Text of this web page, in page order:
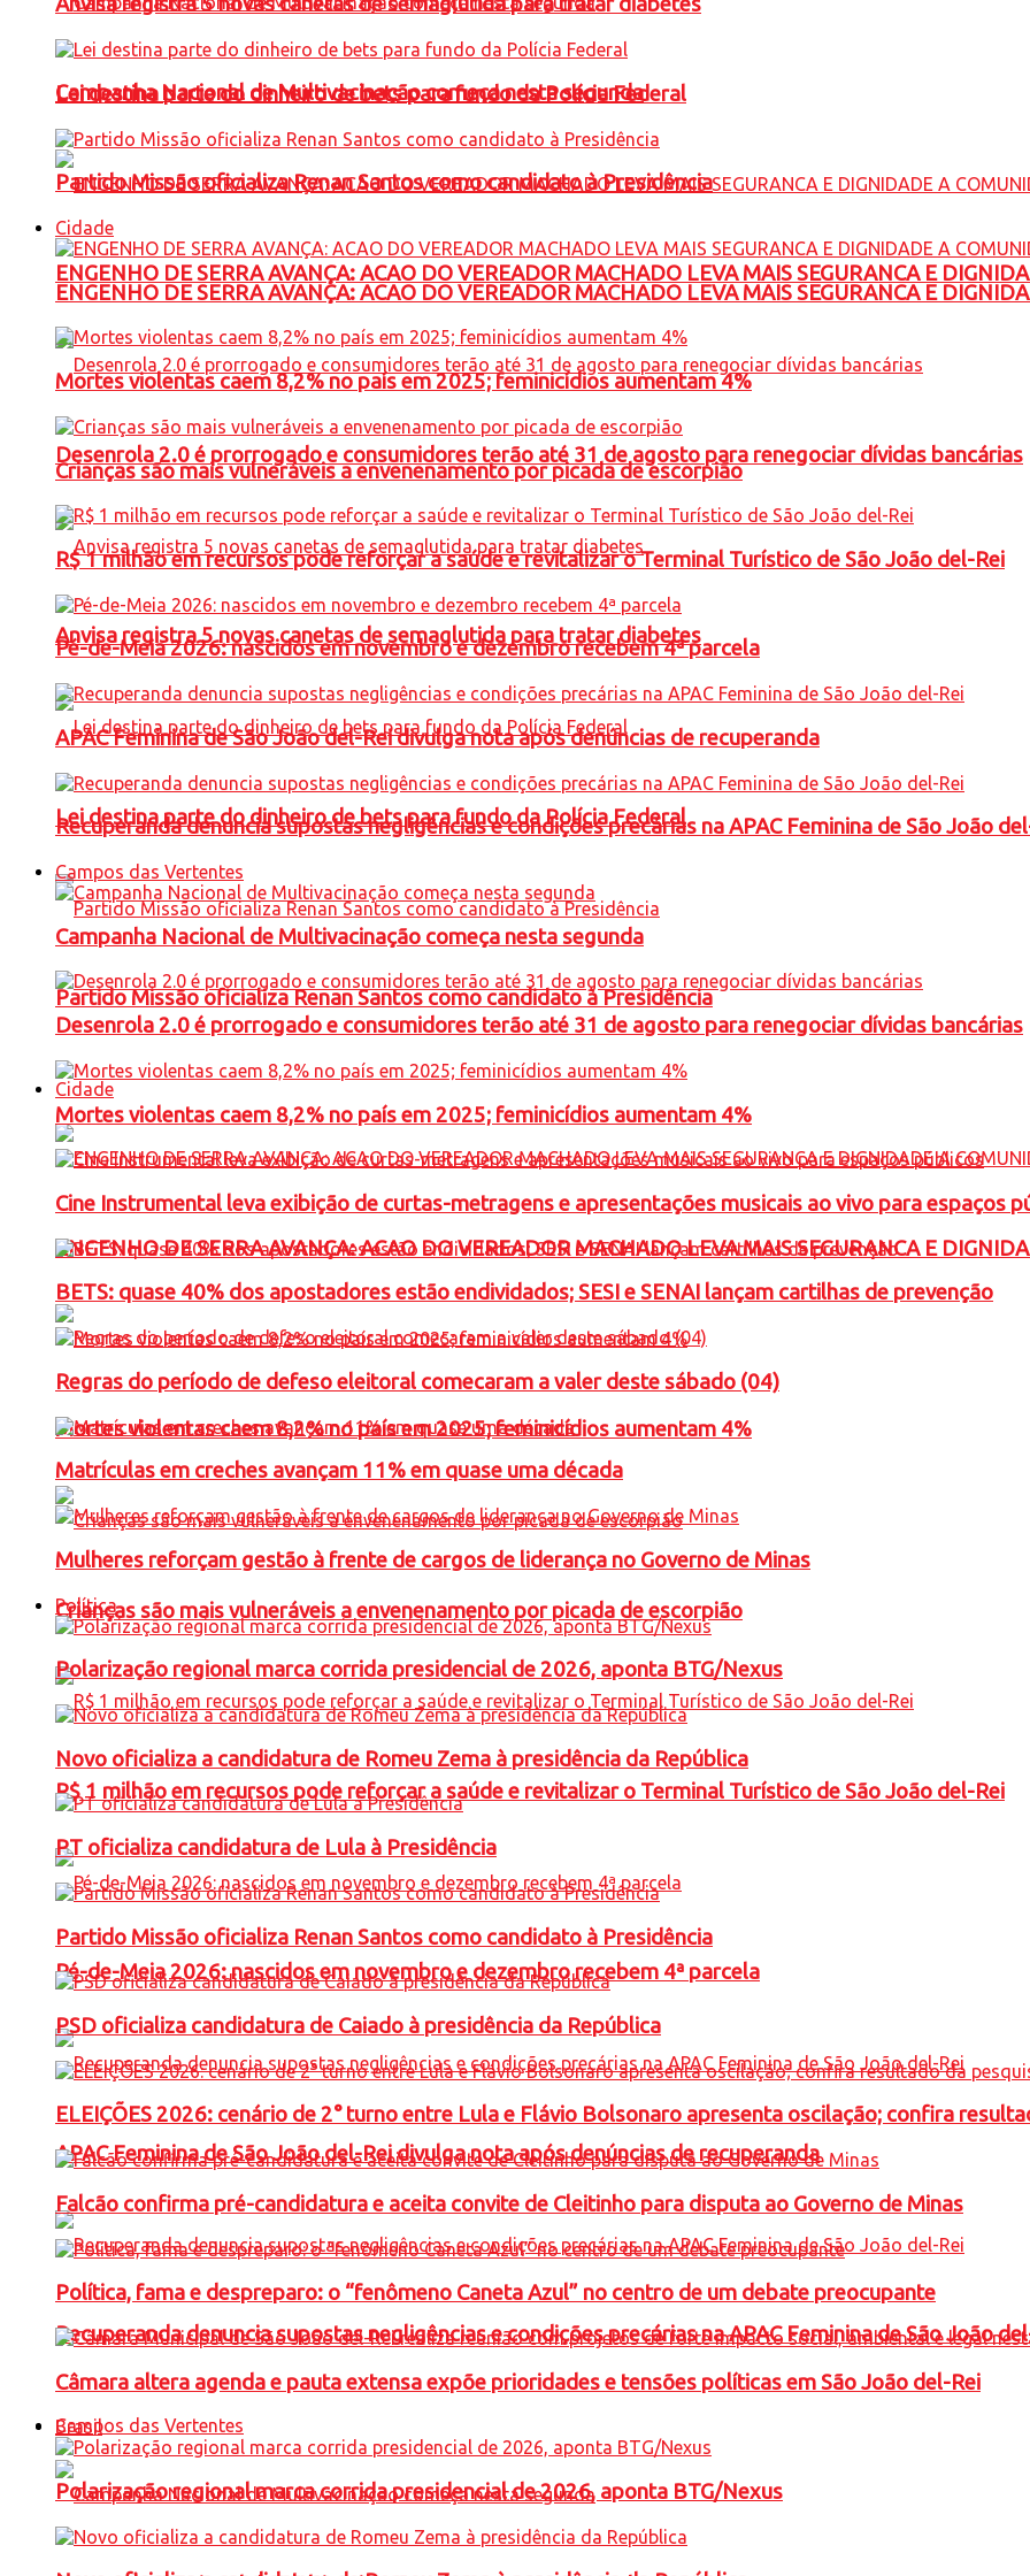
Campanha Nacional de Multivacinação começa nesta segunda
ENGENHO DE SERRA AVANÇA: ACAO DO VEREADOR MACHADO LEVA MAIS SEGURANCA E
Desenrola 2.0 é prorrogado e consumidores terão até 31 de agosto para renegociar dívidas bancárias
Anvisa registra 5 novas canetas de semaglutida para tratar diabetes
Lei destina parte do dinheiro de bets para fundo da Polícia Federal
Partido Missão oficializa Renan Santos como candidato à Presidência
Cidade
ENGENHO DE SERRA AVANÇA: ACAO DO VEREADOR MACHADO LEVA MAIS SEGURANCA E
Mortes violentas caem 8,2% no país em 2025; feminicídios aumentam 4%
Crianças são mais vulneráveis a envenenamento por picada de escorpião
R$ 1 milhão em recursos pode reforçar a saúde e revitalizar o Terminal Turístico de São João del-Rei
Pé-de-Meia 2026: nascidos em novembro e dezembro recebem 4ª parcela
APAC Feminina de São João del-Rei divulga nota após denúncias de recuperanda
Recuperanda denuncia supostas negligências e condições precárias na APAC Feminina de São João
Campos das Vertentes
Lei destina parte do dinheiro de bets para fundo da Polícia Federal
Partido Missão oficializa Renan Santos como candidato à Presidência
Cidade
ENGENHO DE SERRA AVANÇA: ACAO DO VEREADOR MACHADO LEVA MAIS SEGURANCA E
Mortes violentas caem 8,2% no país em 2025; feminicídios aumentam 4%
Crianças são mais vulneráveis a envenenamento por picada de escorpião
R$ 1 milhão em recursos pode reforçar a saúde e revitalizar o Terminal Turístico de São João del-Rei
Pé-de-Meia 2026: nascidos em novembro e dezembro recebem 4ª parcela
APAC Feminina de São João del-Rei divulga nota após denúncias de recuperanda
Recuperanda denuncia supostas negligências e condições precárias na APAC Feminina de São João
Campos das Vertentes
Campanha Nacional de Multivacinação começa nesta segunda
Desenrola 2.0 é prorrogado e consumidores terão até 31 de agosto para renegociar dívidas bancárias
Mortes violentas caem 8,2% no país em 2025; feminicídios aumentam 4%
Cine Instrumental leva exibição de curtas-metragens e apresentações musicais ao vivo para espaços
BETS: quase 40% dos apostadores estão endividados; SESI e SENAI lançam cartilhas de prevenção
Regras do período de defeso eleitoral comecaram a valer deste sábado (04)
Matrículas em creches avançam 11% em quase uma década
Mulheres reforçam gestão à frente de cargos de liderança no Governo de Minas
Política
Polarização regional marca corrida presidencial de 2026, aponta BTG/Nexus
Novo oficializa a candidatura de Romeu Zema à presidência da República
PT oficializa candidatura de Lula à Presidência
Partido Missão oficializa Renan Santos como candidato à Presidência
PSD oficializa candidatura de Caiado à presidência da República
ELEIÇÕES 2026: cenário de 2° turno entre Lula e Flávio Bolsonaro apresenta oscilação; confira
Falcão confirma pré-candidatura e aceita convite de Cleitinho para disputa ao Governo de Minas
Política, fama e despreparo: o “fenômeno Caneta Azul” no centro de um debate preocupante
Câmara altera agenda e pauta extensa expõe prioridades e tensões políticas em São João del-Rei
Brasil
Polarização regional marca corrida presidencial de 2026, aponta BTG/Nexus